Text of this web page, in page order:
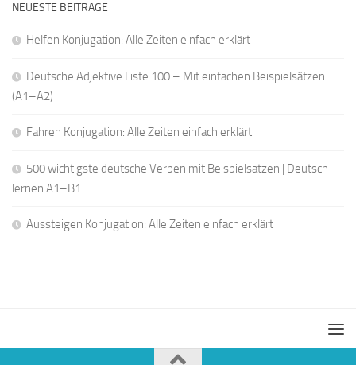
NEUESTE BEITRÄGE
Helfen Konjugation: Alle Zeiten einfach erklärt
Deutsche Adjektive Liste 100 – Mit einfachen Beispielsätzen
(A1–A2)
Fahren Konjugation: Alle Zeiten einfach erklärt
500 wichtigste deutsche Verben mit Beispielsätzen | Deutsch
lernen A1–B1
Aussteigen Konjugation: Alle Zeiten einfach erklärt